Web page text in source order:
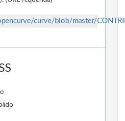
curve/blob/master/